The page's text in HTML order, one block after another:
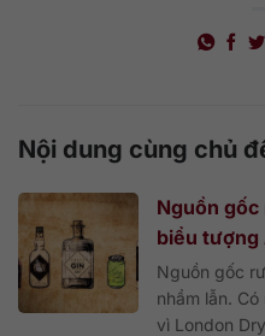
Nội dung cùng chủ
Nguồn gốc
biểu tượng
Nguồn gốc
nhầm lẫn.
vì London